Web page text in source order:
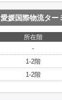
愛媛国際物流ター
所在階
-
1-2階
1-2階